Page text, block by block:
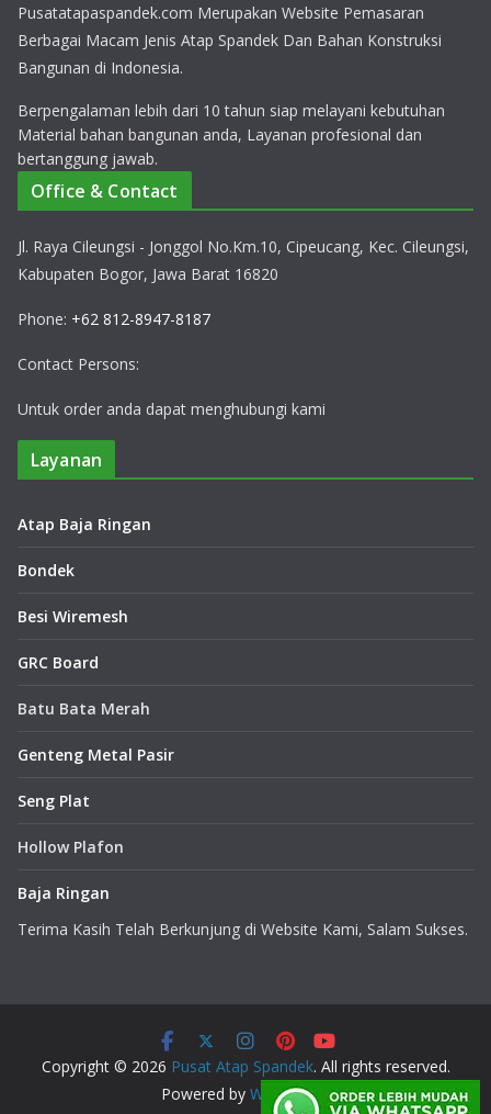
Pusatatapaspandek.com Merupakan Website Pemasaran
Berbagai Macam Jenis Atap Spandek Dan Bahan Konstruksi
Bangunan di Indonesia.
Berpengalaman lebih dari 10 tahun siap melayani kebutuhan
Material bahan bangunan anda, Layanan profesional dan
bertanggung jawab.
Office & Contact
Jl. Raya Cileungsi - Jonggol No.Km.10, Cipeucang, Kec. Cileungsi,
Kabupaten Bogor, Jawa Barat 16820
Phone: +62 812-8947-8187
Contact Persons:
Untuk order anda dapat menghubungi kami
Layanan
Atap Baja Ringan
Bondek
Besi Wiremesh
GRC Board
Batu Bata Merah
Genteng Metal Pasir
Seng Plat
Hollow Plafon
Baja Ringan
Terima Kasih Telah Berkunjung di Website Kami, Salam Sukses.
Copyright © 2026 Pusat Atap Spandek. All rights reserved.
Powered by WordPress .